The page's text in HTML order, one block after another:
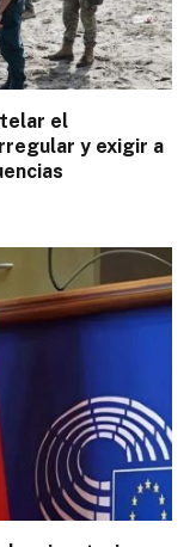
el
y exigir a